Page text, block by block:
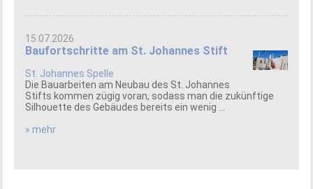
15.07.2026
Baufortschritte am St. Johannes Stift
St. Johannes Spelle
Die Bauarbeiten am Neubau des St. Johannes
Stifts kommen zügig voran, sodass man die zukünftige
Silhouette des Gebäudes bereits ein wenig ...
» mehr